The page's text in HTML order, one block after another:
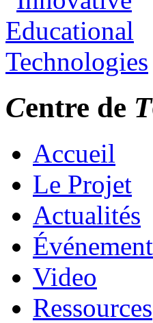
Centre de T
Accueil
Le Projet
Actualités
Video
Ressources